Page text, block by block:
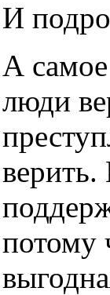
И
А самое
люди
потому